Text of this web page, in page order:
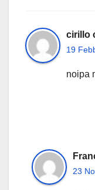
cirillo
19
noipa
23